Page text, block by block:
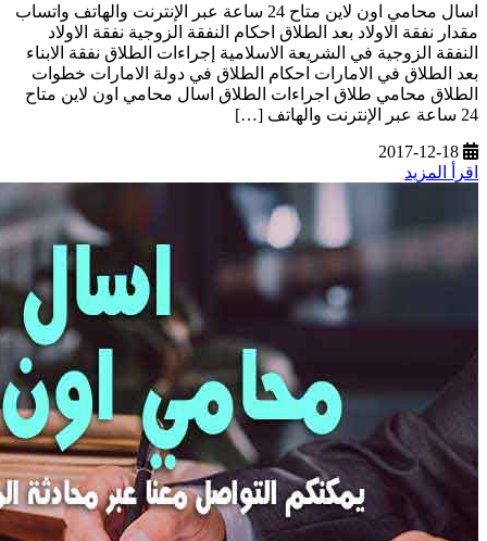
اسال محامي اون لاين متاح 24 ساعة عبر الإنترنت والهاتف واتساب
مقدار نفقة الاولاد بعد الطلاق احكام النفقة الزوجية نفقة الاولاد
النفقة الزوجية في الشريعة الاسلامية إجراءات الطلاق نفقة الابناء
بعد الطلاق في الامارات احكام الطلاق في دولة الامارات خطوات
الطلاق محامي طلاق اجراءات الطلاق اسال محامي اون لاين متاح
24 ساعة عبر الإنترنت والهاتف […]
2017-12-18
اقرأ المزيد